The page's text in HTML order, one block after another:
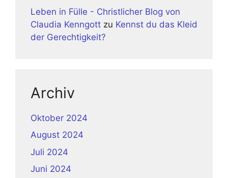
Leben in Fülle - Christlicher Blog von
Claudia Kenngott zu Kennst du das Kleid
der Gerechtigkeit?
Archiv
Oktober 2024
August 2024
Juli 2024
Juni 2024